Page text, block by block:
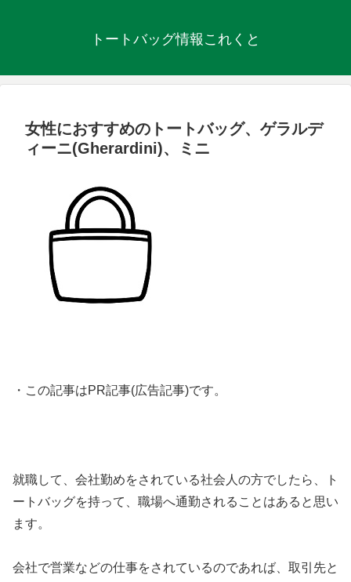
トートバッグ情報これくと
女性におすすめのトートバッグ、ゲラルデ
ィーニ(Gherardini)、ミニ
・この記事はPR記事(広告記事)です。
就職して、会社勤めをされている社会人の方でしたら、ト
ートバッグを持って、職場へ通勤されることはあると思い
ます。
会社で営業などの仕事をされているのであれば、取引先と